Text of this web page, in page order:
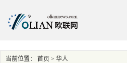
当前位置： 首页 > 华人